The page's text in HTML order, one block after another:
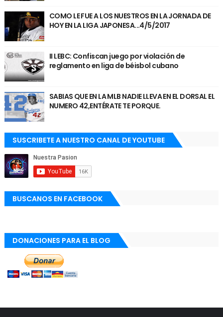
COMO LE FUE A LOS NUESTROS EN LA JORNADA DE
HOY EN LA LIGA JAPONESA...4/5/2017
II LEBC: Confiscan juego por violación de
reglamento en liga de béisbol cubano
SABIAS QUE EN LA MLB NADIE LLEVA EN EL DORSAL EL
NUMERO 42,ENTÉRATE TE PORQUE.
SUSCRIBETE A NUESTRO CANAL DE YOUTUBE
BUSCANOS EN FACEBOOK
DONACIONES PARA EL BLOG